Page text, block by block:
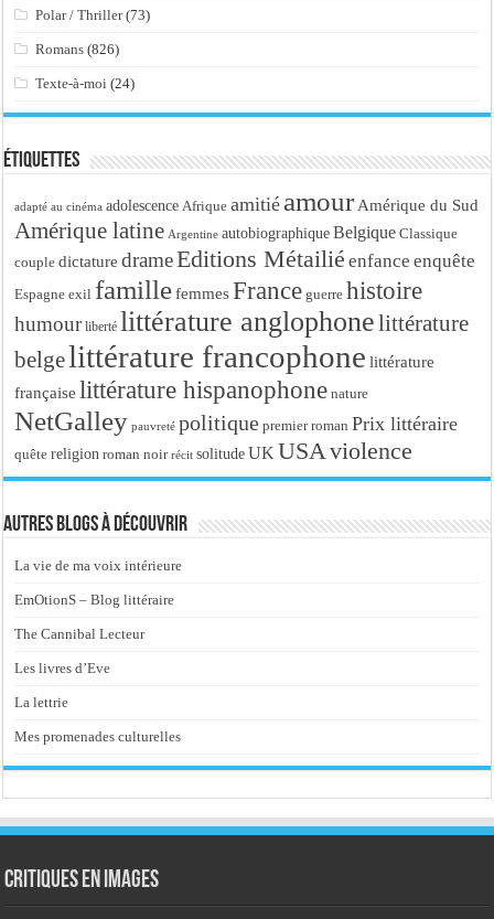
Polar / Thriller(73)
Romans (826)
Texte-à-moi (24)
Étiquettes
adapté au cinéma adolescence Afrique amitié amour Amérique du Sud
Amérique latine Argentine autobiographique Belgique Classique
couple dictature drameEditions Métailié enfance enquête
Espagne exil famille femmes France guerre histoire
humour liberté littérature anglophonelittérature
belgelittérature francophone littérature
française littérature hispanophone nature
NetGalley pauvreté politique premier roman Prix littéraire
quête religion roman noir récit solitude UK USAviolence
Autres blogs à découvrir
La vie de ma voix intérieure
EmOtionS – Blog littéraire
The Cannibal Lecteur
Les livres d’Eve
La lettrie
Mes promenades culturelles
Critiques en images